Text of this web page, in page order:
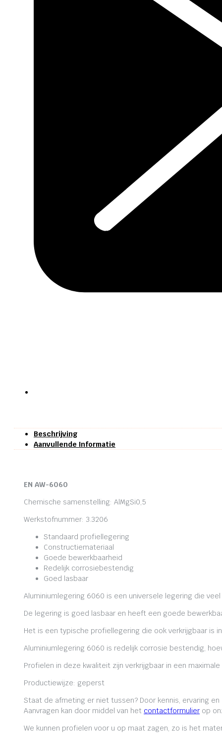
Beschrijving
Aanvullende Informatie
EN AW-6060
Chemische samenstelling: AlMgSi0,5
Werkstofnummer: 3.3206
Standaard profiellegering
Constructiemateriaal
Goede bewerkbaarheid
Redelijk corrosiebestendig
Goed lasbaar
Aluminiumlegering 6060 is een universele legering die
De legering is goed lasbaar en heeft een goede
Het is een typische profiellegering die ook verkrijgbaar is
Aluminiumlegering 6060 is redelijk corrosie bestendig,
Profielen in deze kwaliteit zijn verkrijgbaar in een
Productiewijze: geperst
Staat de afmeting er niet tussen? Door kennis, ervaring
Aanvragen kan door middel van het contactformulier op
We kunnen profielen voor u op maat zagen, zo is het